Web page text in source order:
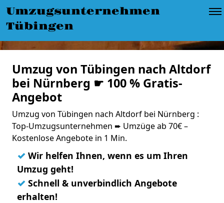
Umzugsunternehmen
Tübingen
Umzug von Tübingen nach Altdorf
bei Nürnberg ☛ 100 % Gratis-
Angebot
Umzug von Tübingen nach Altdorf bei Nürnberg :
Top-Umzugsunternehmen ➨ Umzüge ab 70€ –
Kostenlose Angebote in 1 Min.
✓ Wir helfen Ihnen, wenn es um Ihren
Umzug geht!
✓ Schnell & unverbindlich Angebote
erhalten!